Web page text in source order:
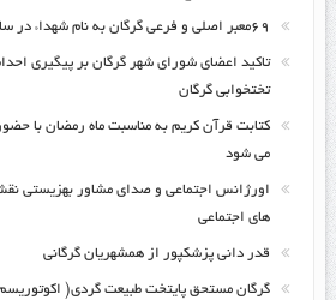
۶۹معبر اصلی و فرعی گرگان به نام شهداء در سال ۹۵ نامگذاری شد
تاکید اعضای شورای شهر گرگان بر پیگیری
تختخوابی گرگان
کتابت قرآن کریم به مناسبت ماه رمضان با
می شود
اورژانس اجتماعی و صدای مشاور بهزیستی
های اجتماعی
قدر دانی پزشکپور از همشهریان گرگانی
گرگان مستحق پایتخت طبیعت گردی(